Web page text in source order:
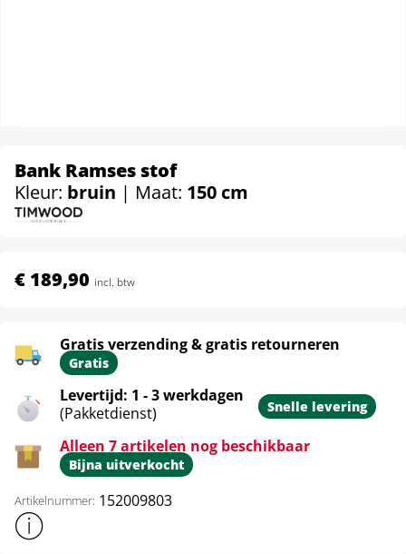
Bank Ramses stof
Kleur: bruin | Maat: 150 cm
€ 189,90 incl. btw
Gratis verzending & gratis retourneren
Gratis
Levertijd: 1 - 3 werkdagen
(Pakketdienst)
Snelle levering
Alleen 7 artikelen nog beschikbaar
Bijna uitverkocht
Artikelnummer: 152009803
Toon meer productinformatie